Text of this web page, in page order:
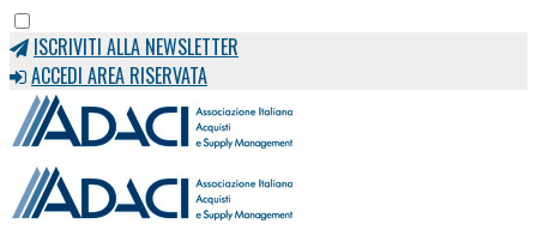
ISCRIVITI ALLA NEWSLETTER
ACCEDI AREA RISERVATA